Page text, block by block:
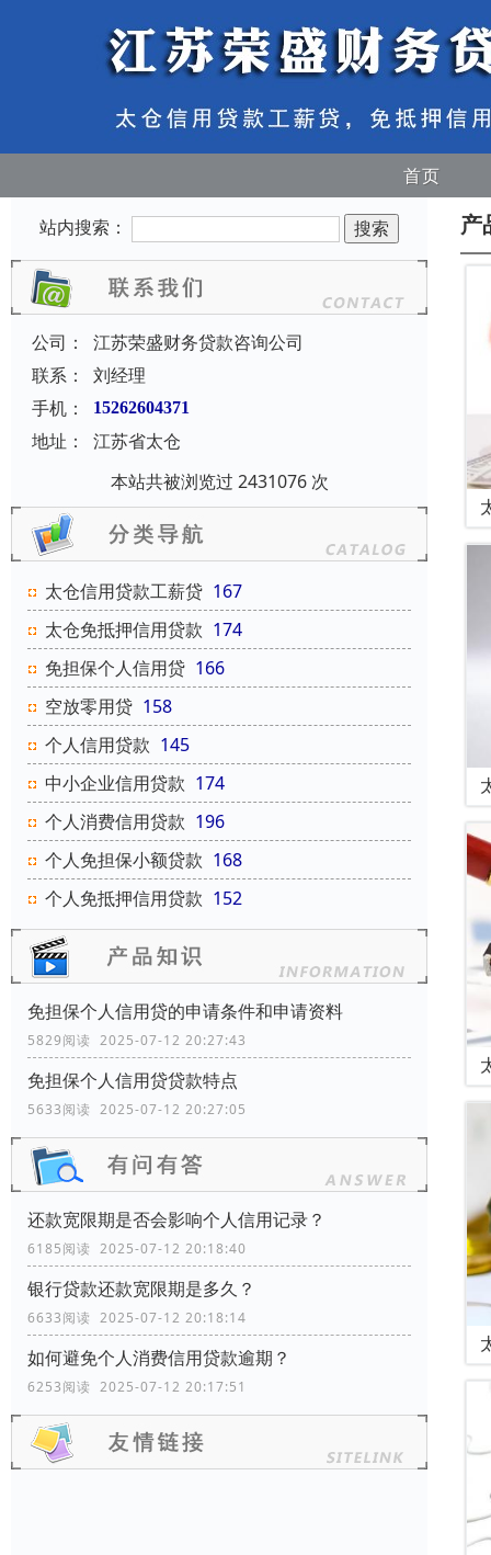
首页
站内搜索：
公司：
江苏荣盛财务贷款咨询公司
联系：
刘经理
手机：
15262604371
地址：
江苏省太仓
本站共被浏览过 2431076 次
太仓信用贷款工薪贷 167
太仓免抵押信用贷款 174
免担保个人信用贷 166
空放零用贷 158
个人信用贷款 145
中小企业信用贷款 174
个人消费信用贷款 196
个人免担保小额贷款 168
个人免抵押信用贷款 152
免担保个人信用贷的申请条件和申请资料
5829阅读 2025-07-12 20:27:43
免担保个人信用贷贷款特点
5633阅读 2025-07-12 20:27:05
还款宽限期是否会影响个人信用记录？
6185阅读 2025-07-12 20:18:40
银行贷款还款宽限期是多久？
6633阅读 2025-07-12 20:18:14
如何避免个人消费信用贷款逾期？
6253阅读 2025-07-12 20:17:51
产